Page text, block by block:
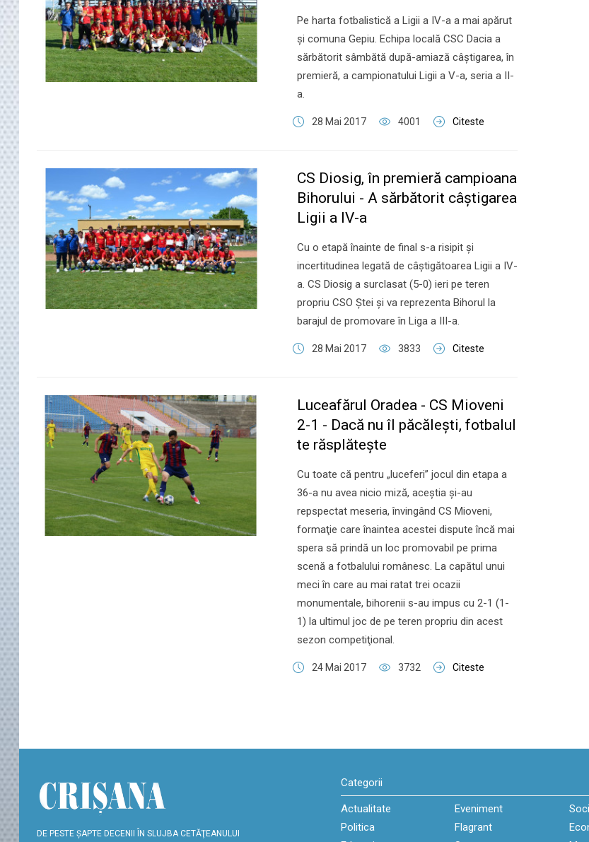
Pe harta fotbalistică a Ligii a IV-a a mai apărut
şi comuna Gepiu. Echipa locală CSC Dacia a
sărbătorit sâmbătă după-amiază câştigarea, în
premieră, a campionatului Ligii a V-a, seria a II-
a.
28 Mai 2017 4001 Citeste
CS Diosig, în premieră campioana
Bihorului - A sărbătorit câştigarea
Ligii a IV-a
Cu o etapă înainte de final s-a risipit şi
incertitudinea legată de câştigătoarea Ligii a IV-
a. CS Diosig a surclasat (5-0) ieri pe teren
propriu CSO Ştei şi va reprezenta Bihorul la
barajul de promovare în Liga a III-a.
28 Mai 2017 3833 Citeste
Luceafărul Oradea - CS Mioveni
2-1 - Dacă nu îl păcăleşti, fotbalul
te răsplăteşte
​Cu toate că pentru „luceferi” jocul din etapa a
36-a nu avea nicio miză, aceştia şi-au
repspectat meseria, învingând CS Mioveni,
formaţie care înaintea acestei dispute încă mai
spera să prindă un loc promovabil pe prima
scenă a fotbalului românesc. La capătul unui
meci în care au mai ratat trei ocazii
monumentale, bihorenii s-au impus cu 2-1 (1-
1) la ultimul joc de pe teren propriu din acest
sezon competiţional.
24 Mai 2017 3732 Citeste
DE PESTE ŞAPTE DECENII ÎN SLUJBA CETĂŢEANULUI
Categorii
Actualitate Eveniment
Politica
Flagrant